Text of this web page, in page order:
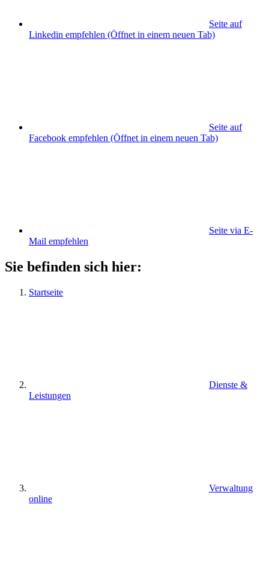
Seite auf
Linkedin empfehlen (Öffnet in einem neuen Tab)
Seite auf
Facebook empfehlen (Öffnet in einem neuen Tab)
Seite via E-
Mail empfehlen
Sie befinden sich hier:
Startseite
Dienste &
Leistungen
Verwaltung
online